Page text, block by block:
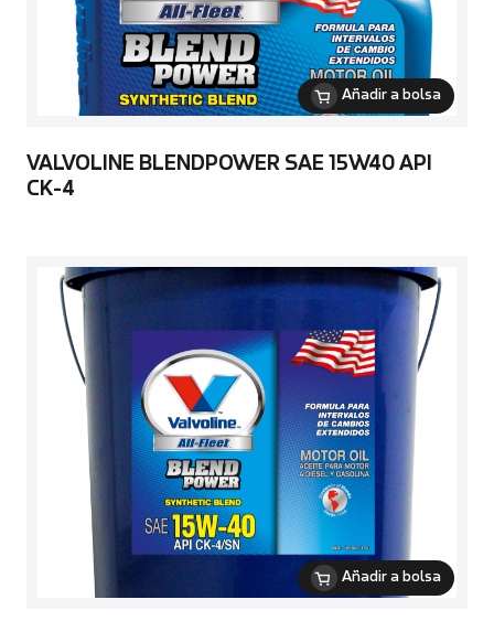
Añadir a bolsa
VALVOLINE BLENDPOWER SAE 15W40 API
CK-4
Añadir a bolsa